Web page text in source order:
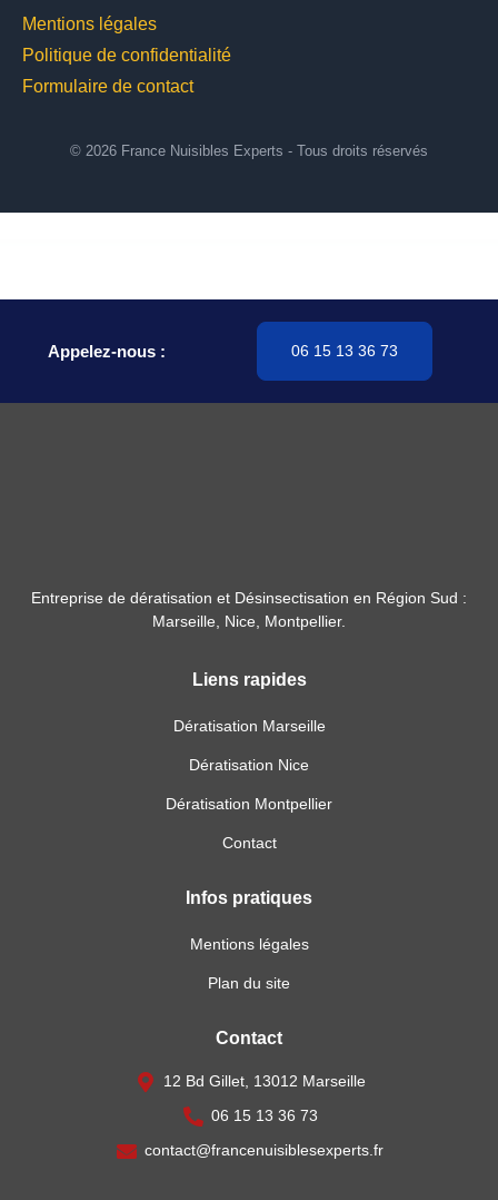
Mentions légales
Politique de confidentialité
Formulaire de contact
© 2026 France Nuisibles Experts - Tous droits réservés
Appelez-nous : 06 15 13 36 73
Entreprise de dératisation et Désinsectisation en Région Sud :
Marseille, Nice, Montpellier.
Liens rapides
Dératisation Marseille
Dératisation Nice
Dératisation Montpellier
Contact
Infos pratiques
Mentions légales
Plan du site
Contact
12 Bd Gillet, 13012 Marseille
06 15 13 36 73
contact@francenuisiblesexperts.fr